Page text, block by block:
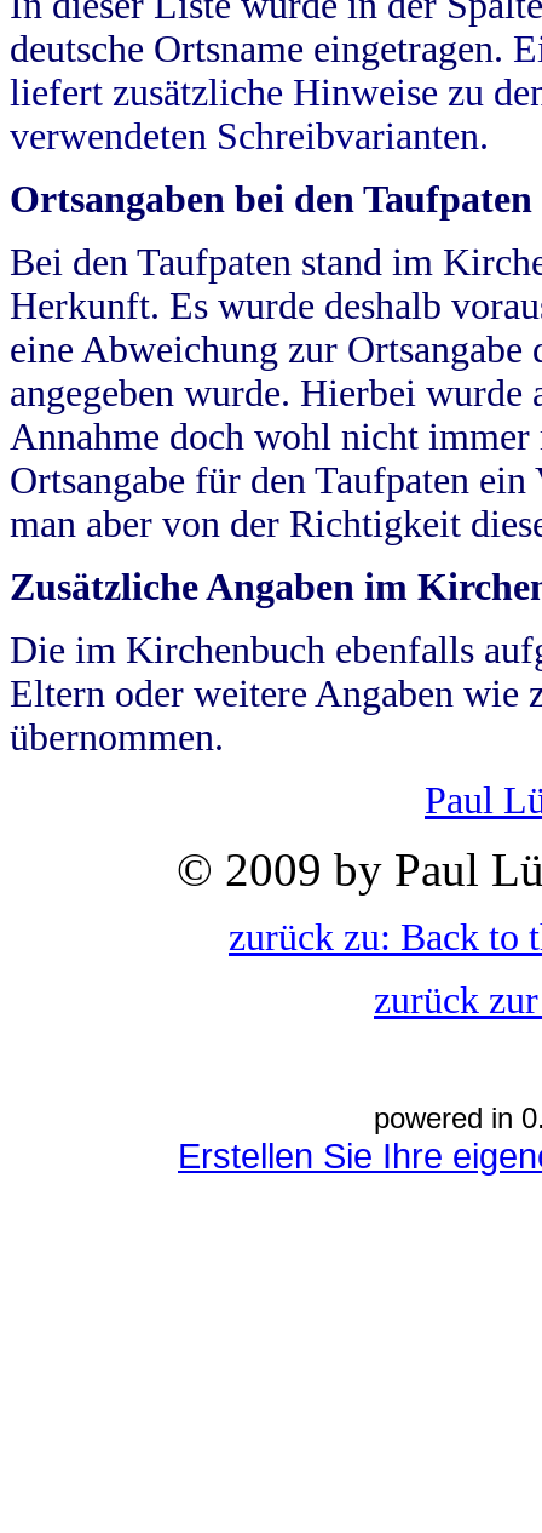
deutsche Ortsname eingetragen.
liefert zusätzliche Hinweise zu
verwendeten Schreibvarianten.
Ortsangaben bei den Taufpaten
Bei den Taufpaten stand im
Herkunft. Es wurde deshalb
eine Abweichung zur
angegeben wurde. Hierbei wurde
Annahme doch wohl nicht
Ortsangabe für den Taufpaten
man aber von der Richtigkeit
Zusätzliche Angaben im
Die im Kirchenbuch ebenfalls
Eltern oder weitere Angaben wie
übernommen.
Paul
© 2009 by Paul
zurück zu: Back to
zurück
powered in
Erstellen Sie Ihre